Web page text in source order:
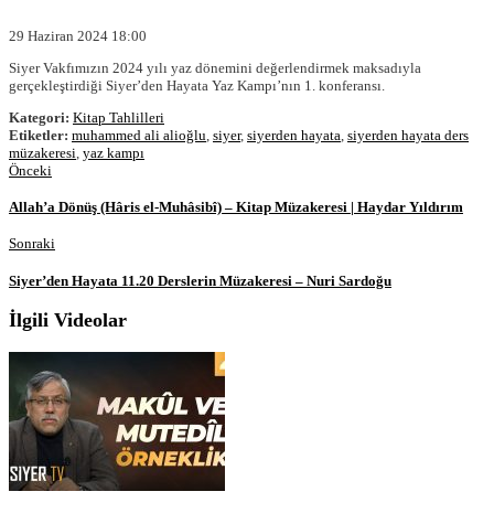
29 Haziran 2024 18:00
Siyer Vakfımızın 2024 yılı yaz dönemini değerlendirmek maksadıyla
gerçekleştirdiği Siyer’den Hayata Yaz Kampı’nın 1. konferansı.
Kategori: Kitap Tahlilleri
Etiketler: muhammed ali alioğlu siyer, siyerden hayata siyerden hayata ders
müzakeresi yaz kampı
Önceki
Allah’a Dönüş (Hâris el-Muhâsibî) – Kitap Müzakeresi | Haydar Yıldırım
Sonraki
Siyer’den Hayata 11.20 Derslerin Müzakeresi – Nuri Sardoğu
İlgili Videolar